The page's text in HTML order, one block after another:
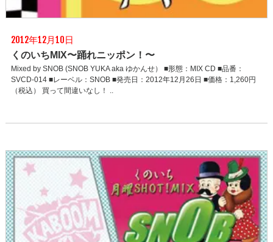
2012年12月10日
くのいちMIX〜踊れニッポン！〜
Mixed by SNOB (SNOB YUKA aka ゆかんせ） ■形態：MIX CD ■品番：
SVCD-014 ■レーベル：SNOB ■発売日：2012年12月26日 ■価格：1,260円
（税込） 買って間違いなし！ ..